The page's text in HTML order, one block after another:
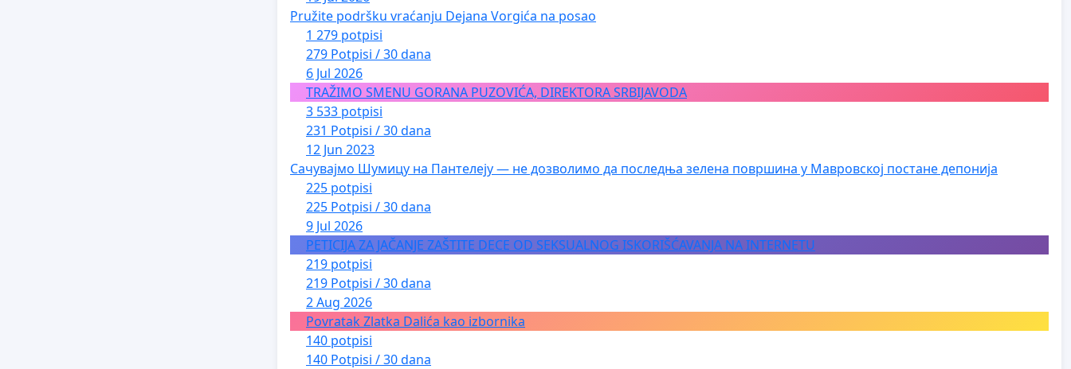
Pružite podršku vraćanju Dejana Vorgića na posao
1 279 potpisi
279 Potpisi / 30 dana
6 Jul 2026
TRAŽIMO SMENU GORANA PUZOVIĆA, DIREKTORA SRBIJAVODA
3 533 potpisi
231 Potpisi / 30 dana
12 Jun 2023
Сачувајмо Шумицу на Пантелеју — не дозволимо да последња зелена површина у Мавровској постане депонија
225 potpisi
225 Potpisi / 30 dana
9 Jul 2026
PETICIJA ZA JAČANJE ZAŠTITE DECE OD SEKSUALNOG ISKORIŠĆAVANJA NA INTERNETU
219 potpisi
219 Potpisi / 30 dana
2 Aug 2026
Povratak Zlatka Dalića kao izbornika
140 potpisi
140 Potpisi / 30 dana